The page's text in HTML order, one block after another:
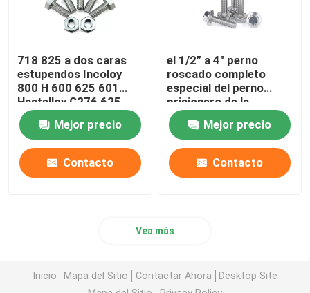
718 825 a dos caras
estupendos Incoloy
800 H 600 625 601
Hastelloy C276 625
F468AC de acero
inoxidables especiales
embrujan pesado
Mejor precio
Contacto
el 1/2” a 4" perno
roscado completo
especial del perno
prisionero de la
aleación C276 de
Hastelloy 904L
Mejor precio
Contacto
Vea más
Inicio Mapa del Sitio Contactar Ahora
Desktop Site